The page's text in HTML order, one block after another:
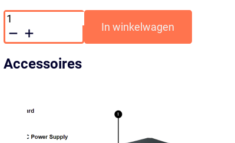
videOplossing
Basic
licentie
|
1
jaar
Signage
aantal
In winkelwagen
Accessoires